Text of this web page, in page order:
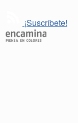
¡Suscríbete!